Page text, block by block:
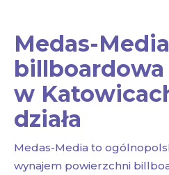
Medas-
billboardowa
w
działa
Medas-Media to
wynajem powierzchni